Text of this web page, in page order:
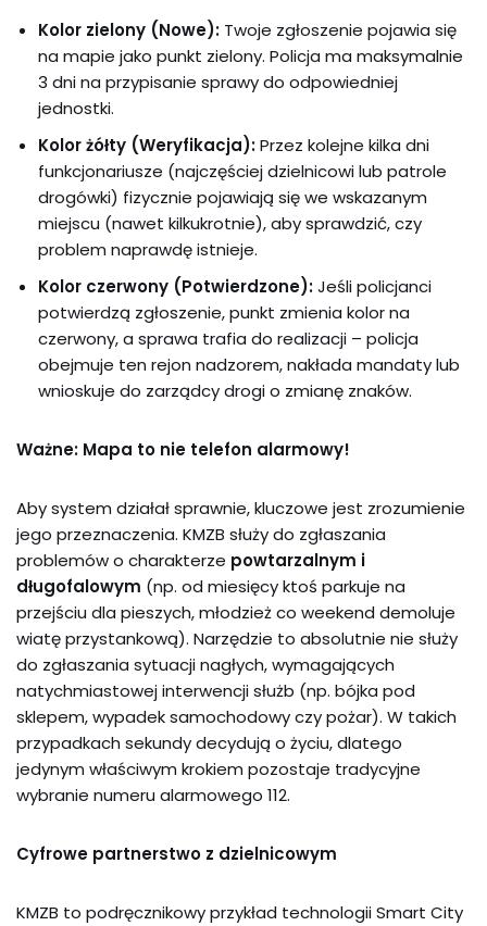
Kolor zielony (Nowe): Twoje zgłoszenie pojawia się
na mapie jako punkt zielony. Policja ma maksymalnie
3 dni na przypisanie sprawy do odpowiedniej
jednostki.
Kolor żółty (Weryfikacja):Przez kolejne kilka dni
funkcjonariusze (najczęściej dzielnicowi lub patrole
drogówki) fizycznie pojawiają się we wskazanym
miejscu (nawet kilkukrotnie), aby sprawdzić, czy
problem naprawdę istnieje.
Kolor czerwony (Potwierdzone):Jeśli policjanci
potwierdzą zgłoszenie, punkt zmienia kolor na
czerwony, a sprawa trafia do realizacji – policja
obejmuje ten rejon nadzorem, nakłada mandaty lub
wnioskuje do zarządcy drogi o zmianę znaków.
Ważne: Mapa to nie telefon alarmowy!
Aby system działał sprawnie, kluczowe jest zrozumienie
jego przeznaczenia. KMZB służy do zgłaszania
problemów o charakterze powtarzalnym i
długofalowym (np. od miesięcy ktoś parkuje na
przejściu dla pieszych, młodzież co weekend demoluje
wiatę przystankową). Narzędzie to absolutnie nie służy
do zgłaszania sytuacji nagłych, wymagających
natychmiastowej interwencji służb (np. bójka pod
sklepem, wypadek samochodowy czy pożar). W takich
przypadkach sekundy decydują o życiu, dlatego
jedynym właściwym krokiem pozostaje tradycyjne
wybranie numeru alarmowego 112.
Cyfrowe partnerstwo z dzielnicowym
KMZB to podręcznikowy przykład technologii Smart City